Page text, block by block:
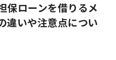
保ローンを借りるメ
違いや注意点につい